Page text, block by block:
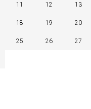
11 12 13
18 19 20
25 26 27